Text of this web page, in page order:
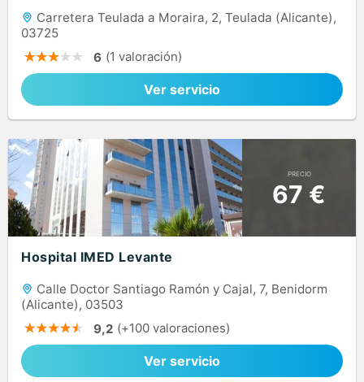
Carretera Teulada a Moraira, 2, Teulada (Alicante),
03725
6 (1 valoración)
Ver servicio
PRECIO
67 €
Hospital IMED Levante
Calle Doctor Santiago Ramón y Cajal, 7, Benidorm
(Alicante), 03503
9,2 (+100 valoraciones)
Ver servicio